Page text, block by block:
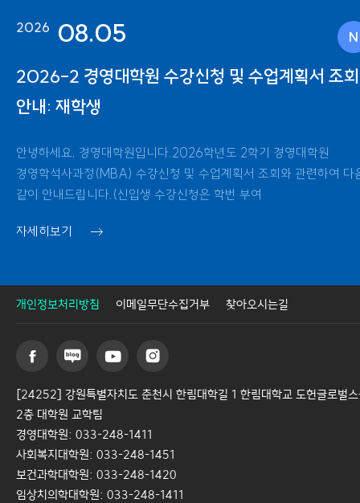
2026 08.05
2026-2 경영대학원 수강신청 및 수업계획서 조회
안내: 재학생
안녕하세요. 경영대학원입니다.2026학년도 2학기 경영대학원
경영학석사과정(MBA) 수강신청 및 수업계획서 조회와 관련하여 다
같이 안내드립니다.(신입생 수강신청은 학번 부여
자세히보기
개인정보처리방침 이메일무단수집거부 찾아오시는길
[24252] 강원특별자치도 춘천시 한림대학길 1 한림대학교 도헌글로벌
2층 대학원 교학팀
경영대학원: 033-248-1411
사회복지대학원: 033-248-1451
보건과학대학원: 033-248-1420
임상치의학대학원: 033-248-1411